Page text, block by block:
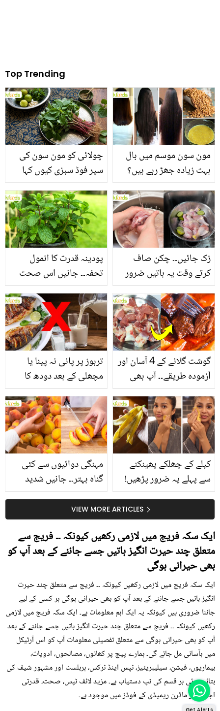
Top Trending
چولائی کو مون سون کی
سپر فوڈ سبزی کیوں کہا
منرلز اور اینٹی آکسیڈنٹس
سے بھرپور اس سبزی کے
فائدے
مون سون موسم میں بال
بہت زیادہ جھڑ رہے ہیں؟
بنانے کے چند قدرتی طریقے
پودینہ قدرت کا انمول
تحفہ۔۔ جانیں اس صحت
انگیز طبی فوائد
رُک جائیں۔۔ چکن صاف
کرتے وقت یہ باتیں ضرور
تربوز پر پانی نہ پینا یا
مچھلی کے بعد دودھ کا
سے متعلق غلط فہمیوں کی
حقیقت کیا ہے اور افواہ
کیا؟
گوشت گلانے کے 4 آسان اور
آزمودہ طریقے۔۔ آپ بھی
بتائے راز
مہنگی دوائیوں سے کئی
گناہ بہتر۔۔ جانیں شدید
کیوں کھانا چاہیے؟
کیلے کے چھلکے پھینکنے
سے پہلے یہ ضرور پڑھیں!
سستا اور قدرتی حلVIEW MORE ARTICLES
ایک سکہ فریج میں لازمی رکھیں کیونکہ ۔۔ فریج سے
متعلق چند حیرت انگیز باتیں جسے جاننے کے بعد آپ کو
بھی حیرانی ہوگی
ایک سکہ فریج میں لازمی رکھیں کیونکہ ۔۔ فریج سے متعلق چند حیرت
انگیز باتیں جسے جاننے کے بعد آپ کو بھی حیرانی ہوگی ہر کسی کے لیے
جاننا ضروری ہیں کیونکہ یہ ایک اہم معلومات ہے۔ ایک سکہ فریج میں لازمی
رکھیں کیونکہ ۔۔ فریج سے متعلق چند حیرت انگیز باتیں جسے جاننے کے بعد
آپ کو بھی حیرانی ہوگی سے متعلق تفصیلی معلومات آپ کو اس آرٹیکل
میں بآسانی مل جائے گی۔ ہمارے پیج پر کھانوں، مصالحوں، ادویات،
بیماریوں، فیشن، سیلیبریٹیز، ٹپس اینڈ ٹرکس، ہربلسٹ اور مشہور شیف کی
بتائی ہوئی ہر قسم کی ٹپ دستیاب ہے۔ مزید لائف ٹپس، صحت، قدرتی
اجزاء اور ماڈرن ریمیڈی کے فوڈز میں موجود ہے۔